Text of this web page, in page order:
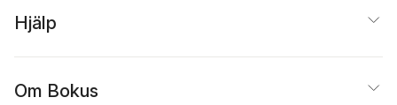
Hjälp
Om Bokus